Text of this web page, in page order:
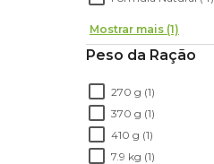
Mostrar mais (1)
Peso da Ração
270 g (1)
370 g (1)
410 g (1)
7.9 kg (1)